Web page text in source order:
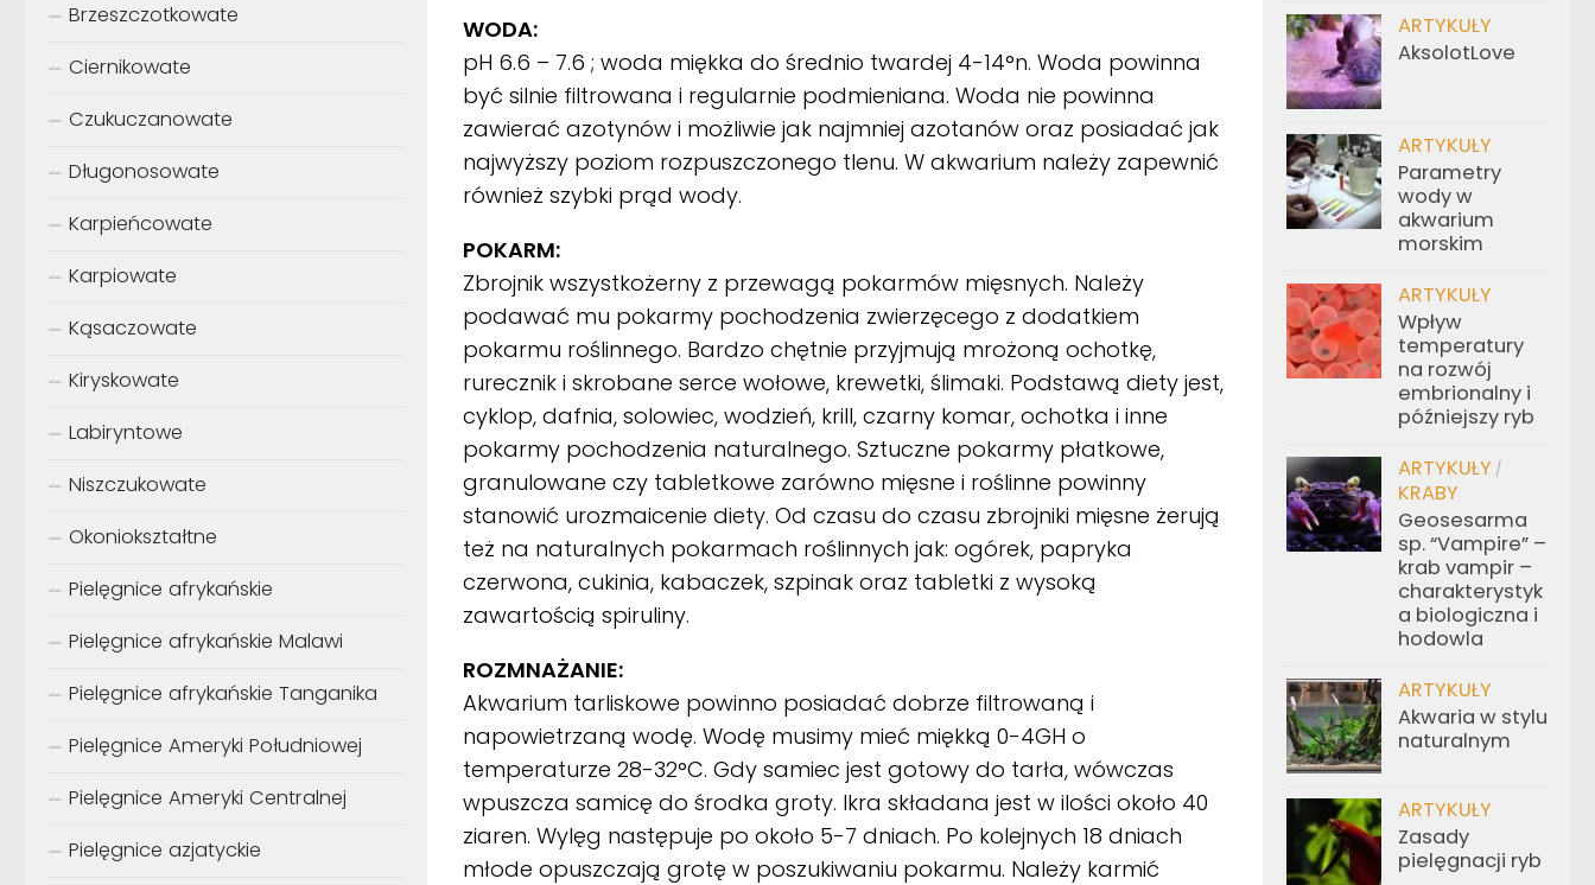
WODA:
pH 6.6 – 7.6 ; woda miękka do średnio twardej 4-14°n. Woda powinna
być silnie filtrowana i regularnie podmieniana. Woda nie powinna
zawierać azotynów i możliwie jak najmniej azotanów oraz posiadać jak
najwyższy poziom rozpuszczonego tlenu. W akwarium należy zapewnić
również szybki prąd wody.
POKARM:
Zbrojnik wszystkożerny z przewagą pokarmów mięsnych. Należy
podawać mu pokarmy pochodzenia zwierzęcego z dodatkiem
pokarmu roślinnego. Bardzo chętnie przyjmują mrożoną ochotkę,
rurecznik i skrobane serce wołowe, krewetki, ślimaki. Podstawą diety jest,
cyklop, dafnia, solowiec, wodzień, krill, czarny komar, ochotka i inne
pokarmy pochodzenia naturalnego. Sztuczne pokarmy płatkowe,
granulowane czy tabletkowe zarówno mięsne i roślinne powinny
stanowić urozmaicenie diety. Od czasu do czasu zbrojniki mięsne żerują
też na naturalnych pokarmach roślinnych jak: ogórek, papryka
czerwona, cukinia, kabaczek, szpinak oraz tabletki z wysoką
zawartością spiruliny.
ROZMNAŻANIE:
Akwarium tarliskowe powinno posiadać dobrze filtrowaną i
napowietrzaną wodę. Wodę musimy mieć miękką 0-4GH o
temperaturze 28-32°C. Gdy samiec jest gotowy do tarła, wówczas
wpuszcza samicę do środka groty. Ikra składana jest w ilości około 40
ziaren. Wylęg następuje po około 5-7 dniach. Po kolejnych 18 dniach
młode opuszczają grotę w poszukiwaniu pokarmu. Należy karmić
Brzeszczotkowate
Ciernikowate
Czukuczanowate
Długonosowate
Karpieńcowate
Karpiowate
Kąsaczowate
Kiryskowate
Labiryntowe
Niszczukowate
Okoniokształtne
Pielęgnice afrykańskie
Pielęgnice afrykańskie Malawi
Pielęgnice afrykańskie Tanganika
Pielęgnice Ameryki Południowej
Pielęgnice Ameryki Centralnej
Pielęgnice azjatyckie
ARTYKUŁY
AksolotLove
ARTYKUŁY
Parametry
wody w
akwarium
morskim
ARTYKUŁY
Wpływ
temperatury
na rozwój
embrionalny i
późniejszy ryb
ARTYKUŁY /
KRABY
Geosesarma
sp. “Vampire” –
krab vampir –
charakterystyk
a biologiczna i
hodowla
ARTYKUŁY
Akwaria w stylu
naturalnym
ARTYKUŁY
Zasady
pielęgnacji ryb